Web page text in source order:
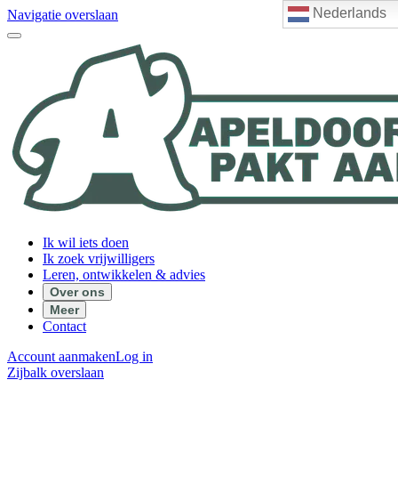
Nederlands
Navigatie overslaan
Ik wil iets doen
Ik zoek vrijwilligers
Leren, ontwikkelen & advies
Over ons
Meer
Contact
Account aanmakenLog in
Zijbalk overslaan